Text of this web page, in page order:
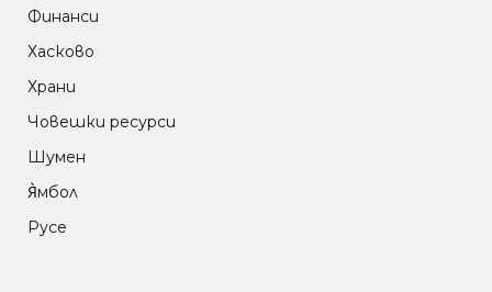
Финанси
Хасково
Храни
Човешки ресурси
Шумен
Я̀мбол
Русе